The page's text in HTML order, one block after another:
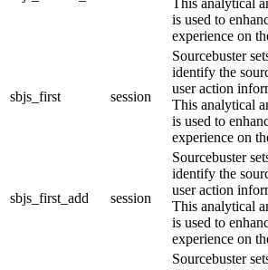
This analytical
is used to
experience on
sbjs_first session
Sourcebuster
identify the
user action
This analytical
is used to
experience on
sbjs_first_add session
Sourcebuster
identify the
user action
This analytical
is used to
experience on
Sourcebuster